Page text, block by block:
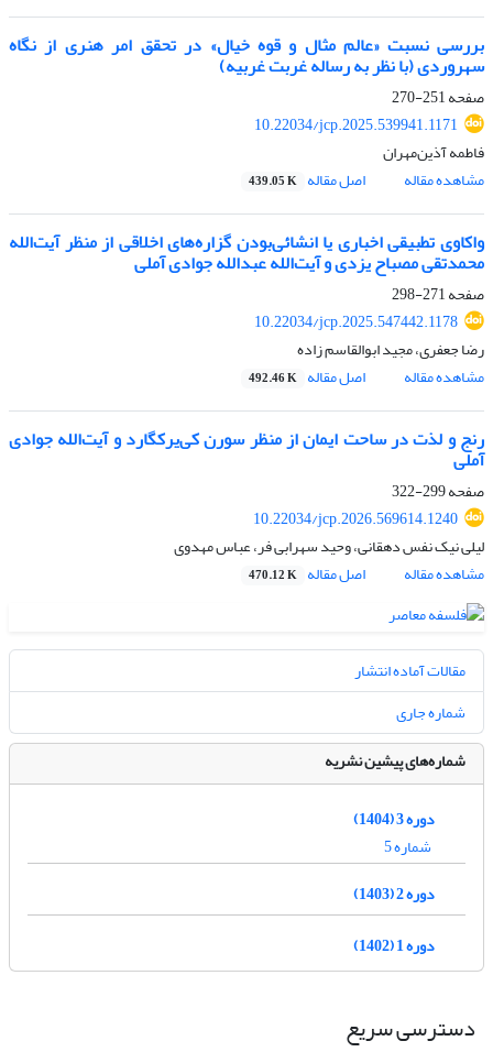
بررسی نسبت «عالم مثال و قوه خیال» در تحقق امر هنری از نگاه
سهروردی (با نظر به رساله غربت غربیه)
صفحه251-270
10.22034/jcp.2025.539941.1171
فاطمه آذین‌مهران
مشاهده مقاله
اصل مقاله 439.05 K
واکاوی تطبیقی اخباری یا انشائی‌بودن گزاره‌های اخلاقی از منظر آیت‌الله
محمدتقی مصباح یزدی و آیت‌الله عبدالله جوادی آملی
صفحه271-298
10.22034/jcp.2025.547442.1178
رضا جعفری، مجید ابوالقاسم زاده
مشاهده مقاله
اصل مقاله 492.46 K
رنج و لذت در ساحت ایمان از منظر سورن کی‌یرکگارد و آیت‌الله جوادی
آملی
صفحه299-322
10.22034/jcp.2026.569614.1240
لیلی نیک نفس دهقانی، وحید سهرابی فر، عباس مهدوی
مشاهده مقاله
اصل مقاله 470.12 K
مقالات آماده انتشار
شماره جاری
شماره‌های پیشین نشریه
دوره 3 (1404)
شماره 5
دوره 2 (1403)
دوره 1 (1402)
دسترسی سریع